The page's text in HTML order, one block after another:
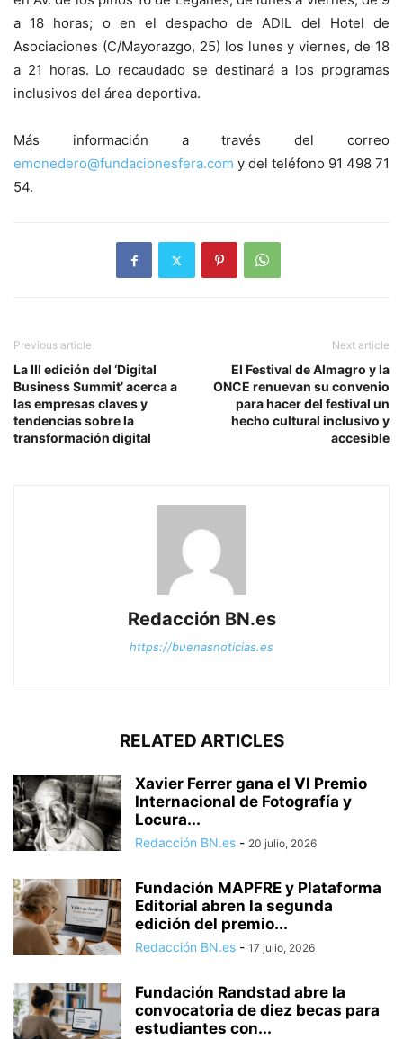
a 18 horas; o en el despacho de ADIL del Hotel de
Asociaciones (C/Mayorazgo, 25) los lunes y viernes, de 18
a 21 horas. Lo recaudado se destinará a los programas
inclusivos del área deportiva.
Más información a través del correo
emonedero@fundacionesfera.com y del teléfono 91 498 71
54.
Previous article
La III edición del ‘Digital
Business Summit’ acerca a
las empresas claves y
tendencias sobre la
transformación digital
Next article
El Festival de Almagro y la
ONCE renuevan su convenio
para hacer del festival un
hecho cultural inclusivo y
accesible
Redacción BN.es
https://buenasnoticias.es
RELATED ARTICLES
Xavier Ferrer gana el VI Premio
Internacional de Fotografía y
Locura...
Redacción BN.es - 20 julio, 2026
Fundación MAPFRE y Plataforma
Editorial abren la segunda
edición del premio...
Redacción BN.es - 17 julio, 2026
Fundación Randstad abre la
convocatoria de diez becas para
estudiantes con...